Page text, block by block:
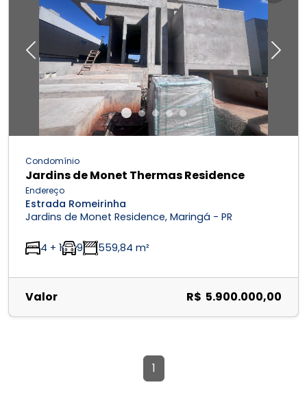
Previous Next
Condomínio
Jardins de Monet Thermas Residence
Endereço
Estrada Romeirinha
Jardins de Monet Residence, Maringá - PR
4 + 1 9 559,84 m²
Valor R$ 5.900.000,00
1